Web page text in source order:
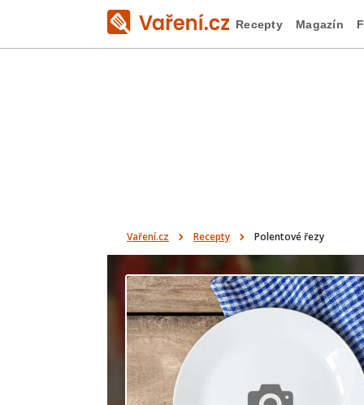
Recepty Magazín
Vaření.cz Recepty Polentové řezy